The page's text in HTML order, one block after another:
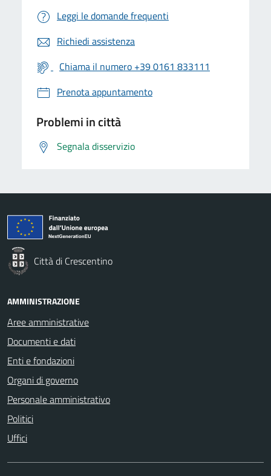
Leggi le domande frequenti
Richiedi assistenza
Chiama il numero +39 0161 833111
Prenota appuntamento
Problemi in città
Segnala disservizio
Città di Crescentino
AMMINISTRAZIONE
Aree amministrative
Documenti e dati
Enti e fondazioni
Organi di governo
Personale amministrativo
Politici
Uffici